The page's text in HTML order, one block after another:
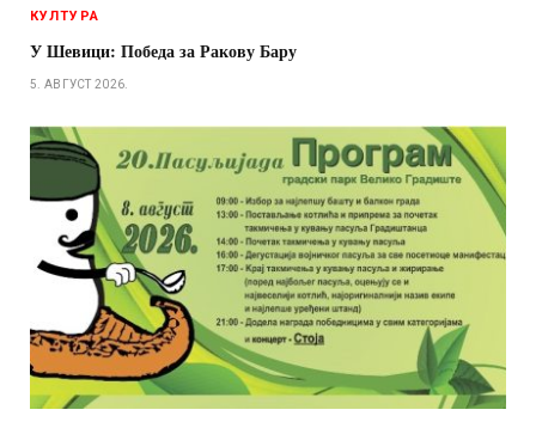
КУЛТУРА
У Шевици: Победа за Ракову Бару
5. АВГУСТ 2026.